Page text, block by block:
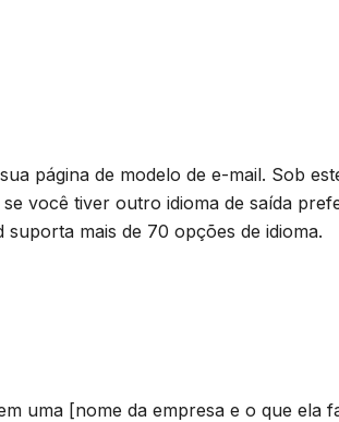
página de modelo de e-mail. Sob
você tiver outro idioma de saída
mais de 70 opções de idioma.
uma [nome da empresa e o que ela